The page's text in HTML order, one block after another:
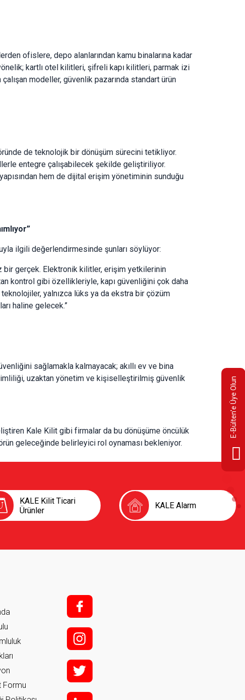
E-Bülten'e Üye Olun
ofislere, depo alanlarından kamu binalarına kadar
kartlı otel kilitleri, şifreli kapı kilitleri, parmak izi
modeller, güvenlik pazarında standart ürün
de teknolojik bir dönüşüm sürecini tetikliyor.
entegre çalışabilecek şekilde geliştiriliyor.
hem de dijital erişim yönetiminin sunduğu
ilgili değerlendirmesinde şunları söylüyor:
bir gerçek. Elektronik kilitler, erişim yetkilerinin
kontrol gibi özellikleriyle, kapı güvenliğini çok daha
yalnızca lüks ya da ekstra bir çözüm
haline gelecek.”
sağlamakla kalmayacak; akıllı ev ve bina
uzaktan yönetim ve kişiselleştirilmiş güvenlik
Kale Kilit gibi firmalar da bu dönüşüme öncülük
geleceğinde belirleyici rol oynaması bekleniyor.
KALE Kilit Ticari
Ürünler
KALE Alarm
Formu
f;
i;
t